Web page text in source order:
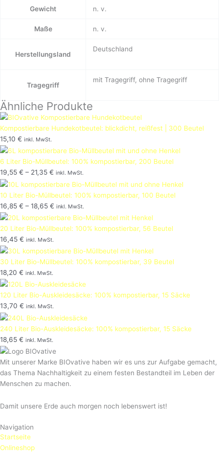
Gewicht
n. v.
Maße n. v.
Herstellungsland
Deutschland
Tragegriff
mit Tragegriff, ohne Tragegriff
Ähnliche Produkte
Kompostierbare Hundekotbeutel: blickdicht, reißfest | 300 Beutel
15,10 € inkl. MwSt.
6 Liter Bio-Müllbeutel: 100% kompostierbar, 200 Beutel
19,55 € – 21,35 € inkl. MwSt.
10 Liter Bio-Müllbeutel: 100% kompostierbar, 100 Beutel
16,85 € – 18,65 € inkl. MwSt.
20 Liter Bio-Müllbeutel: 100% kompostierbar, 56 Beutel
16,45 € inkl. MwSt.
30 Liter Bio-Müllbeutel: 100% kompostierbar, 39 Beutel
18,20 € inkl. MwSt.
120 Liter Bio-Auskleidesäcke: 100% kompostierbar, 15 Säcke
13,70 € inkl. MwSt.
240 Liter Bio-Auskleidesäcke: 100% kompostierbar, 15 Säcke
18,65 € inkl. MwSt.
Mit unserer Marke BIOvative haben wir es uns zur Aufgabe gemacht,
das Thema Nachhaltigkeit zu einem festen Bestandteil im Leben der
Menschen zu machen.
Damit unsere Erde auch morgen noch lebenswert ist!
Navigation
Startseite
Onlineshop